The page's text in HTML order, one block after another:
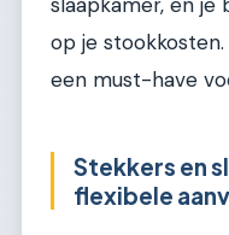
slaapkamer, en je
op je
een must-have
Stekkers en
flexibele